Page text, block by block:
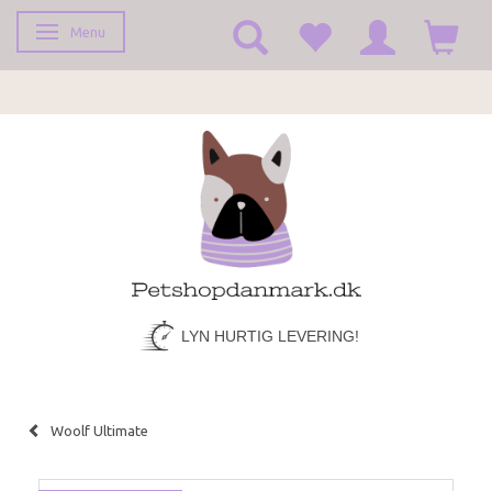
Toggle navigation
Menu
LYN HURTIG LEVERING!
Woolf Ultimate